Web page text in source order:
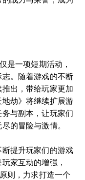
是一项短期活动，
。随着游戏的不断
出，带给玩家更加
劫》将继续扩展游
与副本，让玩家们
的冒险与激情。
提升玩家们的游戏
家互动的增强，
则，力求打造一个